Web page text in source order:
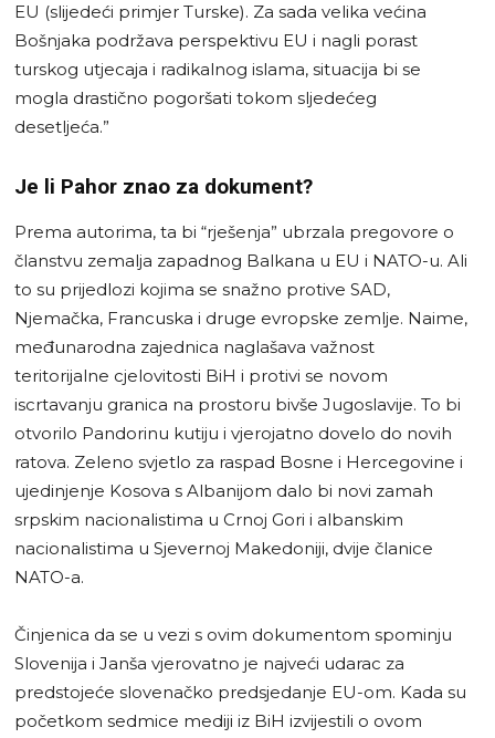
EU (slijedeći primjer Turske). Za sada velika većina
Bošnjaka podržava perspektivu EU i nagli porast
turskog utjecaja i radikalnog islama, situacija bi se
mogla drastično pogoršati tokom sljedećeg
desetljeća.”
Je li Pahor znao za dokument?
Prema autorima, ta bi “rješenja” ubrzala pregovore o
članstvu zemalja zapadnog Balkana u EU i NATO-u. Ali
to su prijedlozi kojima se snažno protive SAD,
Njemačka, Francuska i druge evropske zemlje. Naime,
međunarodna zajednica naglašava važnost
teritorijalne cjelovitosti BiH i protivi se novom
iscrtavanju granica na prostoru bivše Jugoslavije. To bi
otvorilo Pandorinu kutiju i vjerojatno dovelo do novih
ratova. Zeleno svjetlo za raspad Bosne i Hercegovine i
ujedinjenje Kosova s ​​Albanijom dalo bi novi zamah
srpskim nacionalistima u Crnoj Gori i albanskim
nacionalistima u Sjevernoj Makedoniji, dvije članice
NATO-a.
Činjenica da se u vezi s ovim dokumentom spominju
Slovenija i Janša vjerovatno je najveći udarac za
predstojeće slovenačko predsjedanje EU-om. Kada su
početkom sedmice mediji iz BiH izvijestili o ovom